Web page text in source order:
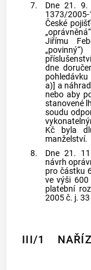
7.
Dne 21.
1373/
České
Jiřímu
dne
a)] a
nebo aby
stanovené
soudu
Kč byla
manželství.
8.
Dne 21.
návrh
pro částku
ve výši
platební
2005 č. j.
III/1